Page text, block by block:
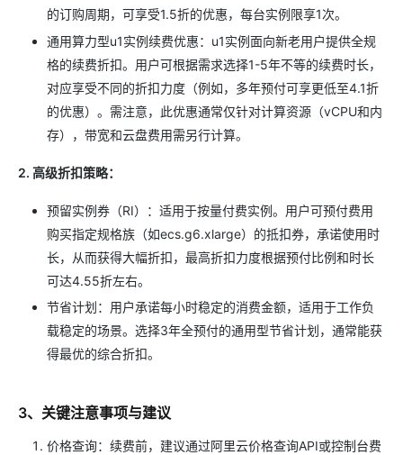
的订购周期，可享受1.5折的优惠，每台实例限享1次。
通用算力型u1实例续费优惠：u1实例面向新老用户提供全规
格的续费折扣。用户可根据需求选择1-5年不等的续费时长，
对应享受不同的折扣力度（例如，多年预付可享更低至4.1折
的优惠）。需注意，此优惠通常仅针对计算资源（vCPU和内
存），带宽和云盘费用需另行计算。
2. 高级折扣策略：
预留实例券（RI）：适用于按量付费实例。用户可预付费用
购买指定规格族（如ecs.g6.xlarge）的抵扣券，承诺使用时
长，从而获得大幅折扣，最高折扣力度根据预付比例和时长
可达4.55折左右。
节省计划：用户承诺每小时稳定的消费金额，适用于工作负
载稳定的场景。选择3年全预付的通用型节省计划，通常能获
得最优的综合折扣。
3、关键注意事项与建议
价格查询：续费前，建议通过阿里云价格查询API或控制台费